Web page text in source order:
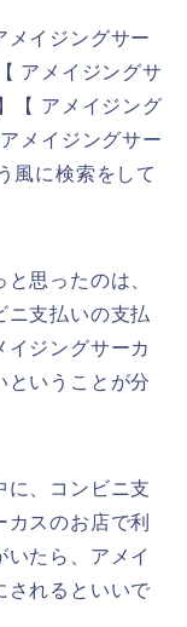
メイジングサー
アメイジングサ
【 アメイジング
メイジングサー
風に検索をして
思ったのは、
ニ支払いの支払
イジングサーカ
ということが分
に、コンビニ支
スのお店で利
たら、アメイ
されるといいで